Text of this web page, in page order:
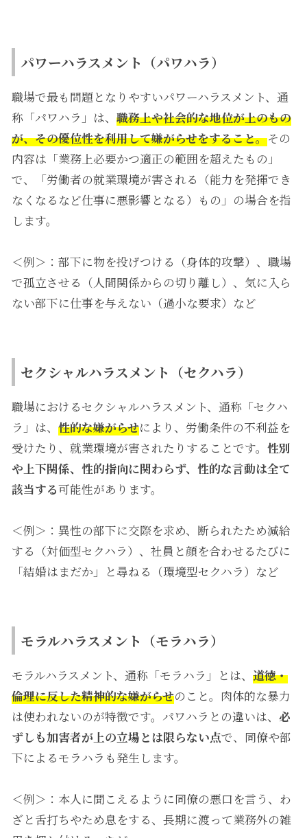
パワーハラスメント（パワハラ）
職場で最も問題となりやすいパワーハラスメント、通
称「パワハラ」は、 職務上や社会的な地位が上のもの
が、その優位性を利用して嫌がらせをすること。その
内容は「業務上必要かつ適正の範囲を超えたもの」
で、「労働者の就業環境が害される（能力を発揮でき
なくなるなど仕事に悪影響となる）もの」の場合を指
します。
＜例＞：部下に物を投げつける（身体的攻撃）、職場
で孤立させる（人間関係からの切り離し）、気に入ら
ない部下に仕事を与えない（過小な要求）など
セクシャルハラスメント（セクハラ）
職場におけるセクシャルハラスメント、通称「セクハ
ラ」は、 性的な嫌がらせにより、労働条件の不利益を
受けたり、就業環境が害されたりすることです。 性別
や上下関係、性的指向に関わらず、性的な言動は全て
該当する可能性があります。
＜例＞：異性の部下に交際を求め、断られたため減給
する（対価型セクハラ）、社員と顔を合わせるたびに
「結婚はまだか」と尋ねる（環境型セクハラ）など
モラルハラスメント（モラハラ）
モラルハラスメント、通称「モラハラ」とは、 道徳・
倫理に反した精神的な嫌がらせのこと。肉体的な暴力
は使われないのが特徴です。パワハラとの違いは、 必
ずしも加害者が上の立場とは限らない点で、同僚や部
下によるモラハラも発生します。
＜例＞：本人に聞こえるように同僚の悪口を言う、わ
ざと舌打ちやため息をする、長期に渡って業務外の雑